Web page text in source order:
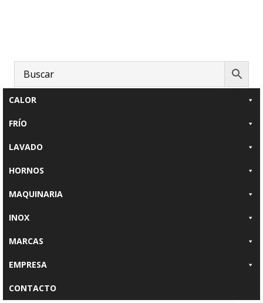
página
CALOR
FRÍO
LAVADO
HORNOS
MAQUINARIA
INOX
MARCAS
EMPRESA
CONTACTO